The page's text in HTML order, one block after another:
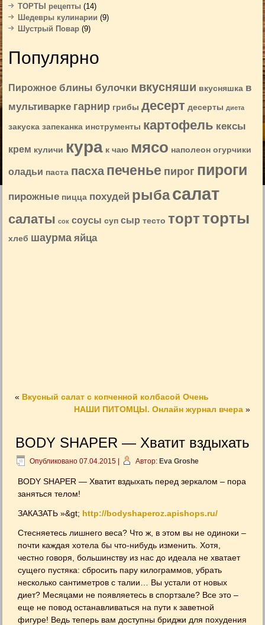
ТОРТЫ рецепты (14)
Шедевры кулинарии (9)
Шустрый Повар (9)
Популярно
Пирожное блины булочки вкусняши вкусняшка в
мультиварке гарнир грибы десерт десерты диета
закуска запеканка инструменты картофель кексы
крем куличи кура к чаю мясо наполеон огурчики
оладьи паста пасха печенье пирог пироги
пирожные пицца похудей рыбасалат
салаты сок соусы суп сыр тесто торт торты
хлеб шаурма яйца
« Вкусный салат с копченной колбасой Очень
НАШИ ПИТОМЦЫ. Онлайн журнал вчера»
BODY SHAPER — Хватит вздыхать
Опубликовано 07.04.2015 Автор: Eva Groshe
BODY SHAPER — Хватит вздыхать перед зеркалом – пора
заняться телом!
ЗАКАЗАТЬ »&gt; http://bodyshaperoz.apishops.ru/
Стесняетесь лишнего веса? Что ж, в этом вы не одиноки –
почти каждая хотела бы что-нибудь изменить. Хотя,
честно говоря, большинству из нас до идеала не хватает
сущего пустяка: сбросить пару килограммов, убрать
несколько сантиметров с талии… Вы устали от новых
диет? Месяцами не появляетесь в спортзале? Все это –
еще не повод останавливаться на пути к заветной
фигуре! Ведь теперь вам доступны бриджи для похудения